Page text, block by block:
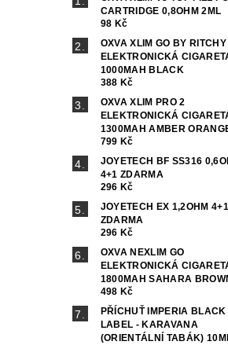
CARTRIDGE 0,8OHM 2ML
98 Kč
OXVA XLIM GO BY RITCHY
ELEKTRONICKÁ
1000MAH BLACK
388 Kč
OXVA XLIM PRO 2
ELEKTRONICKÁ
1300MAH AMBER
799 Kč
JOYETECH BF SS316
4+1 ZDARMA
296 Kč
JOYETECH EX 1,2OHM 4+1
ZDARMA
296 Kč
OXVA NEXLIM GO
ELEKTRONICKÁ
1800MAH SAHARA
498 Kč
PŘÍCHUŤ IMPERIA BLACK
LABEL - KARAVANA
(ORIENTÁLNÍ TABÁK)